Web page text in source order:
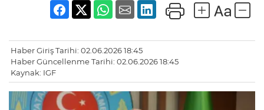
Haber Giriş Tarihi: 02.06.2026 18:45
Haber Güncellenme Tarihi: 02.06.2026 18:45
Kaynak: IGF